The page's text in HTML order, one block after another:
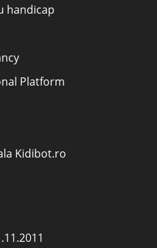
handicap
Platform
Kidibot.ro